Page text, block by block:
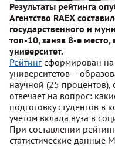
Результаты рейтинга
Агентство RAEX
государственного и
топ-10, заняв 8-е
университет.
Рейтинг сформирован на
университетов –
научной (25
отвечает на вопрос:
подготовку студентов в
учетом вклада вуза в
При составлении
статистические данные